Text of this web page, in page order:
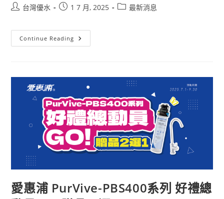
台灣優水 1 7 月, 2025 最新消息
Continue Reading
愛惠浦 PurVive-PBS400系列 好禮總